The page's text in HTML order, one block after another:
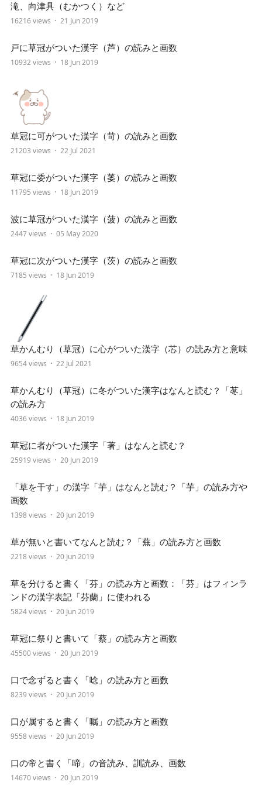
滝、向津具（むかつく）など
16216 views 21 Jun 2019
戸に草冠がついた漢字（芦）の読みと画数
10932 views 18 Jun 2019
草冠に可がついた漢字（苛）の読みと画数
21203 views 22 Jul 2021
草冠に委がついた漢字（萎）の読みと画数
11795 views 18 Jun 2019
波に草冠がついた漢字（菠）の読みと画数
2447 views 05 May 2020
草冠に次がついた漢字（茨）の読みと画数
7185 views 18 Jun 2019
草かんむり（草冠）に心がついた漢字（芯）の読み方と意味
9654 views 22 Jul 2021
草かんむり（草冠）に冬がついた漢字はなんと読む？「苳」
の読み方
4036 views 18 Jun 2019
草冠に者がついた漢字「著」はなんと読む？
25919 views 20 Jun 2019
「草を干す」の漢字「芋」はなんと読む？「芋」の読み方や
画数
1398 views 20 Jun 2019
草が無いと書いてなんと読む？「蕪」の読み方と画数
2218 views 20 Jun 2019
草を分けると書く「芬」の読み方と画数：「芬」はフィンラ
ンドの漢字表記「芬蘭」に使われる
5824 views 20 Jun 2019
草冠に祭りと書いて「蔡」の読み方と画数
45500 views 20 Jun 2019
口で念ずると書く「唸」の読み方と画数
8239 views 20 Jun 2019
口が属すると書く「嘱」の読み方と画数
9558 views 20 Jun 2019
口の帝と書く「啼」の音読み、訓読み、画数
14670 views 20 Jun 2019